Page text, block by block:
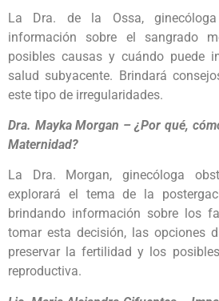
La Dra. de la Ossa,
información sobre el sangrado
posibles causas y cuándo puede
salud subyacente. Brindará
este tipo de irregularidades.
Dra. Mayka Morgan – ¿Por qué,
Maternidad?
La Dra. Morgan, ginecóloga
explorará el tema de la
brindando información sobre los
tomar esta decisión, las opciones
preservar la fertilidad y los
reproductiva.